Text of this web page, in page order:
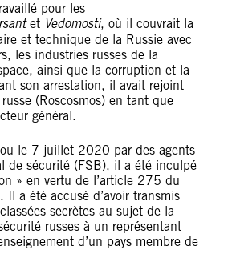
pour les
et Vedomosti, où il couvrait la
et technique de la Russie avec
les industries russes de la
ainsi que la corruption et la
son arrestation, il avait rejoint
(Roscosmos) en tant que
général.
le 7 juillet 2020 par des agents
de sécurité (FSB), il a été inculpé
» en vertu de l’article 275 du
Il a été accusé d’avoir transmis
secrètes au sujet de la
russes à un représentant
d’un pays membre de